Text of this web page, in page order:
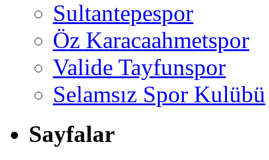
Sultantepespor
Öz Karacaahmetspor
Valide Tayfunspor
Selamsız Spor Kulübü
Sayfalar